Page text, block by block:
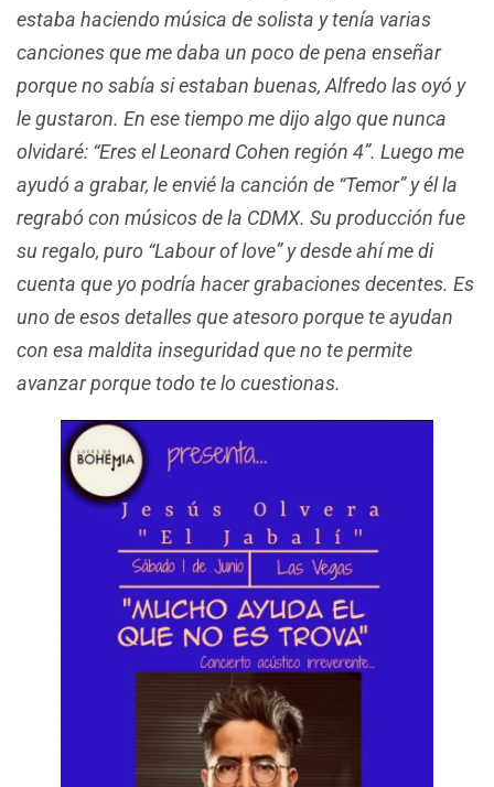
estaba haciendo música de solista y tenía varias
canciones que me daba un poco de pena enseñar
porque no sabía si estaban buenas, Alfredo las oyó y
le gustaron. En ese tiempo me dijo algo que nunca
olvidaré: “Eres el Leonard Cohen región 4”. Luego me
ayudó a grabar, le envié la canción de “Temor” y él la
regrabó con músicos de la CDMX. Su producción fue
su regalo, puro “Labour of love” y desde ahí me di
cuenta que yo podría hacer grabaciones decentes. Es
uno de esos detalles que atesoro porque te ayudan
con esa maldita inseguridad que no te permite
avanzar porque todo te lo cuestionas.